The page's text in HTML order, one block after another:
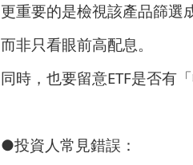
更重要的是檢視該產品篩選
而非只看眼前高配息。
同時，也要留意ETF是否有
●投資人常見錯誤：